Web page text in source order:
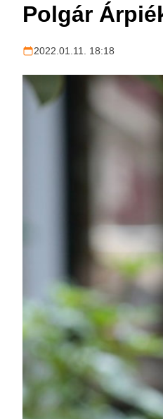
Polgár
2022.01.11. 18:18